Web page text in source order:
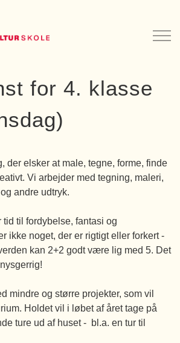
for 4. klasse
der elsker at male, tegne, forme, finde
Vi arbejder med tegning, maleri,
andre udtryk.
til fordybelse, fantasi og
ikke noget, der er rigtigt eller forkert -
kan 2+2 godt være lig med 5. Det
mindre og større projekter, som vil
Holdet vil i løbet af året tage på
ture ud af huset - bl.a. en tur til